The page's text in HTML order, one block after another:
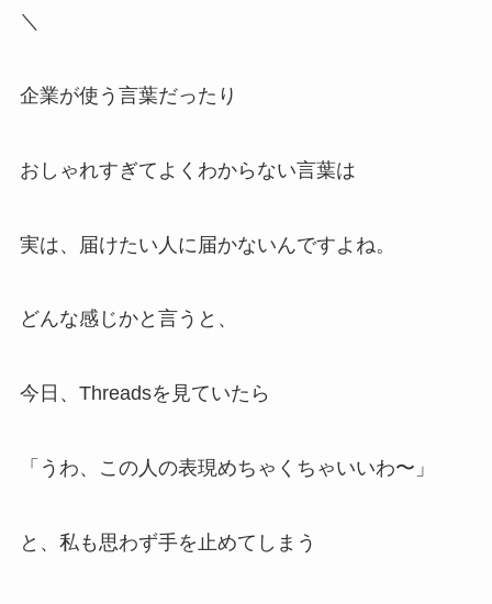
＼
企業が使う言葉だったり
おしゃれすぎてよくわからない言葉は
実は、届けたい人に届かないんですよね。
どんな感じかと言うと、
今日、Threadsを見ていたら
「うわ、この人の表現めちゃくちゃいいわ〜」
と、私も思わず手を止めてしまう